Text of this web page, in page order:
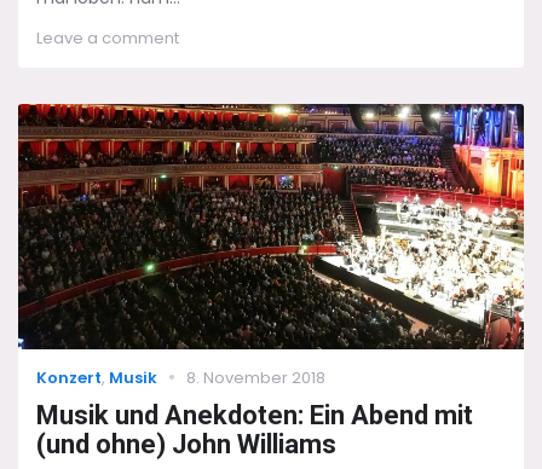
Leave a commenton
–
Mando
Unchained
Categories
Konzert, Musik
Posted
8. November 2018
Musik und Anekdoten: Ein Abend mit
(und ohne) John Williams